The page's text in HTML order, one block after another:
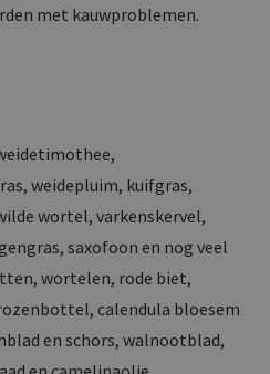
met kauwproblemen.
weidepluim, kuifgras,
wortel, varkenskervel,
saxofoon en nog veel
wortelen, rode biet,
calendula bloesem
en schors, walnootblad,